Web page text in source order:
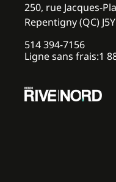
250, rue Jacques-
Repentigny (QC)
514 394-7156
Ligne sans frais:1